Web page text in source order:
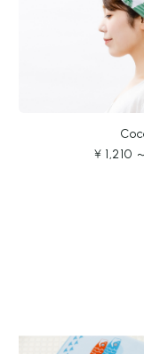
￥1,210